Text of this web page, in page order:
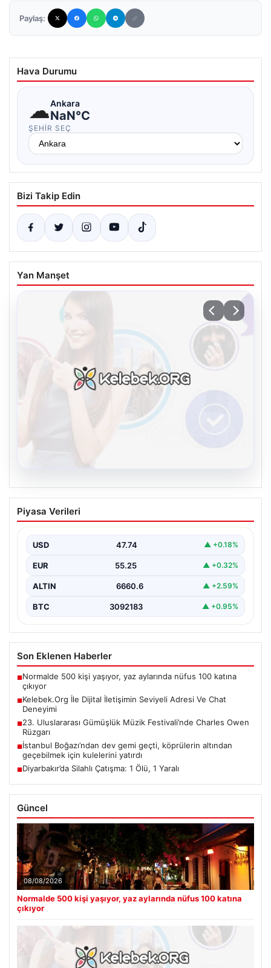
Paylaş:
Hava Durumu
☁Ankara
NaN°C
ŞEHIR SEÇ
Bizi Takip Edin
Yan Manşet
Kelebek.Org İle Dijital İletişimin Seviyeli
Adresi Ve Chat Deneyimi
iletişim oluşturması büyük bir hassasiyet taşımaktadır.
Günümüzde birçok…
Piyasa Verileri
USD 47.74 ▲ +0.18%
EUR 55.25 ▲ +0.32%
ALTIN 6660.6 ▲ +2.59%
BTC 3092183 ▲ +0.95%
Son Eklenen Haberler
■Normalde 500 kişi yaşıyor, yaz aylarında nüfus 100 katına
çıkıyor
■Kelebek.Org İle Dijital İletişimin Seviyeli Adresi Ve Chat
Deneyimi
■23. Uluslararası Gümüşlük Müzik Festivali’nde Charles Owen
Rüzgarı
■İstanbul Boğazı’ndan dev gemi geçti, köprülerin altından
geçebilmek için kulelerini yatırdı
■Diyarbakır’da Silahlı Çatışma: 1 Ölü, 1 Yaralı
Güncel
08/08/2026
Normalde 500 kişi yaşıyor, yaz aylarında nüfus 100 katına
çıkıyor